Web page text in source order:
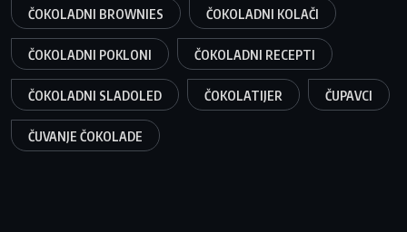
ČOKOLADNI BROWNIES ČOKOLADNI KOLAČI
ČOKOLADNI POKLONI ČOKOLADNI RECEPTI
ČOKOLADNI SLADOLED ČOKOLATIJER ČUPAVCI
ČUVANJE ČOKOLADE